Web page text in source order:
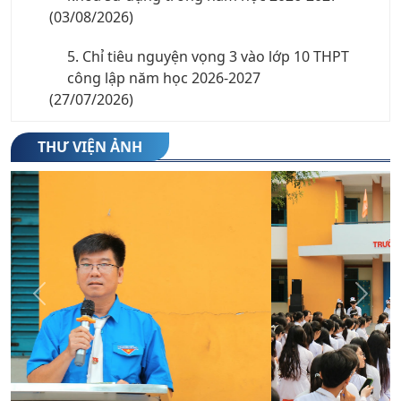
(03/08/2026)
5. Chỉ tiêu nguyện vọng 3 vào lớp 10 THPT
công lập năm học 2026-2027
(27/07/2026)
6. Thông báo nhập học lớp 10 năm học 2026-
2027
(23/07/2026)
7. Danh sách thí sinh trúng tuyển trường
THPT Hoàng Diệu năm học 2026-2027
(22/07/2026)
8. Thông báo phê duyệt điểm chuẩn trúng
tuyển vào lớp 10 trung học phổ thông công
lập năm học 2026-2027
(21/07/2026)
9. Công văn số 3301/SGDĐT-QLCL ngày
THƯ VIỆN ẢNH
Previous Next